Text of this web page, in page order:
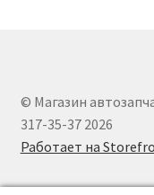
© Магазин
317-35-37 2026
Работает на